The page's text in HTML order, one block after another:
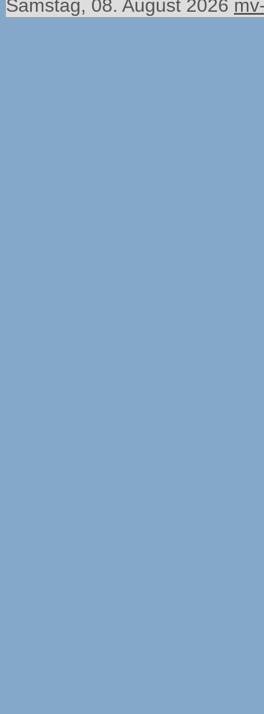
Samstag, 08. August 2026